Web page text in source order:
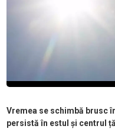
Vremea se schimbă brusc
persistă în estul și centrul